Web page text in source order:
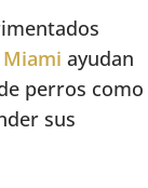
Miami ayudan
perros como
sus